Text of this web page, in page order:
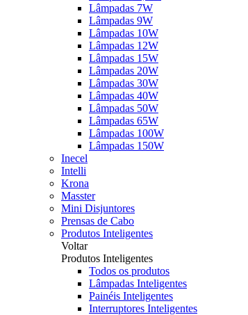
Lâmpadas 7W
Lâmpadas 9W
Lâmpadas 10W
Lâmpadas 12W
Lâmpadas 15W
Lâmpadas 20W
Lâmpadas 30W
Lâmpadas 40W
Lâmpadas 50W
Lâmpadas 65W
Lâmpadas 100W
Lâmpadas 150W
Inecel
Intelli
Krona
Masster
Mini Disjuntores
Prensas de Cabo
Produtos Inteligentes
Voltar
Produtos Inteligentes
Todos os produtos
Lâmpadas Inteligentes
Painéis Inteligentes
Interruptores Inteligentes